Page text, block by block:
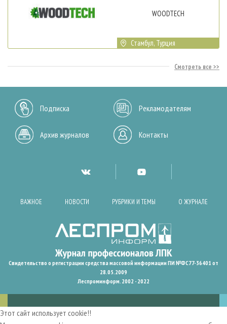
WOODTECH
Стамбул, Турция
Смотреть все
Подписка Рекламодателям
Архив журналов Контакты
ВАЖНОЕ НОВОСТИ РУБРИКИ И ТЕМЫ О ЖУРНАЛЕ
Свидетельство о регистрации средства массовой информации ПИ №ФС77-36401 от
28.05.2009
Леспроминформ. 2002 - 2022
Этот сайт использует cookie!!